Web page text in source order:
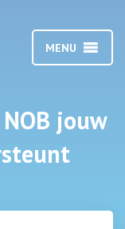
MENU
jouw